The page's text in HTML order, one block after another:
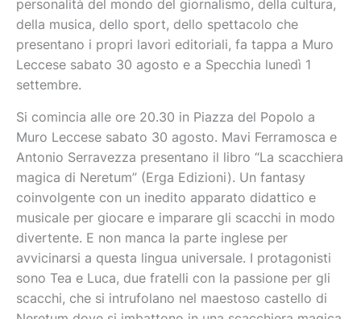
personalità del mondo del giornalismo, della cultura,
della musica, dello sport, dello spettacolo che
presentano i propri lavori editoriali, fa tappa a Muro
Leccese sabato 30 agosto e a Specchia lunedì 1
settembre.
Si comincia alle ore 20.30 in Piazza del Popolo a
Muro Leccese sabato 30 agosto. Mavi Ferramosca e
Antonio Serravezza presentano il libro “La scacchiera
magica di Neretum” (Erga Edizioni). Un fantasy
coinvolgente con un inedito apparato didattico e
musicale per giocare e imparare gli scacchi in modo
divertente. E non manca la parte inglese per
avvicinarsi a questa lingua universale. I protagonisti
sono Tea e Luca, due fratelli con la passione per gli
scacchi, che si intrufolano nel maestoso castello di